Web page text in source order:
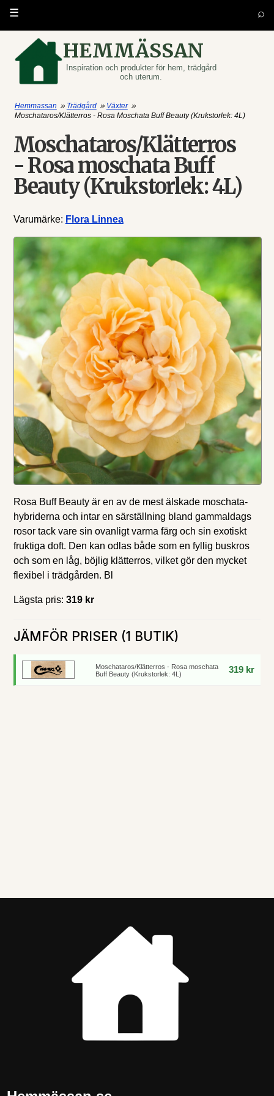
HEMMÄSSAN
Inspiration och produkter för hem, trädgård
och uterum.
☰ ⌕
Hemmassan » Trädgård » Växter »
Moschataros/Klätterros - Rosa Moschata Buff Beauty (Krukstorlek: 4L)
Moschataros/Klätterros
- Rosa moschata Buff
Beauty (Krukstorlek: 4L)
Varumärke: Flora Linnea
Rosa Buff Beauty är en av de mest älskade moschata-
hybriderna och intar en särställning bland gammaldags
rosor tack vare sin ovanligt varma färg och sin exotiskt
fruktiga doft. Den kan odlas både som en fyllig buskros
och som en låg, böjlig klätterros, vilket gör den mycket
flexibel i trädgården. Bl
Lägsta pris: 319 kr
JÄMFÖR PRISER (1 BUTIK)
Moschataros/Klätterros - Rosa moschata
Buff Beauty (Krukstorlek: 4L)
319 kr